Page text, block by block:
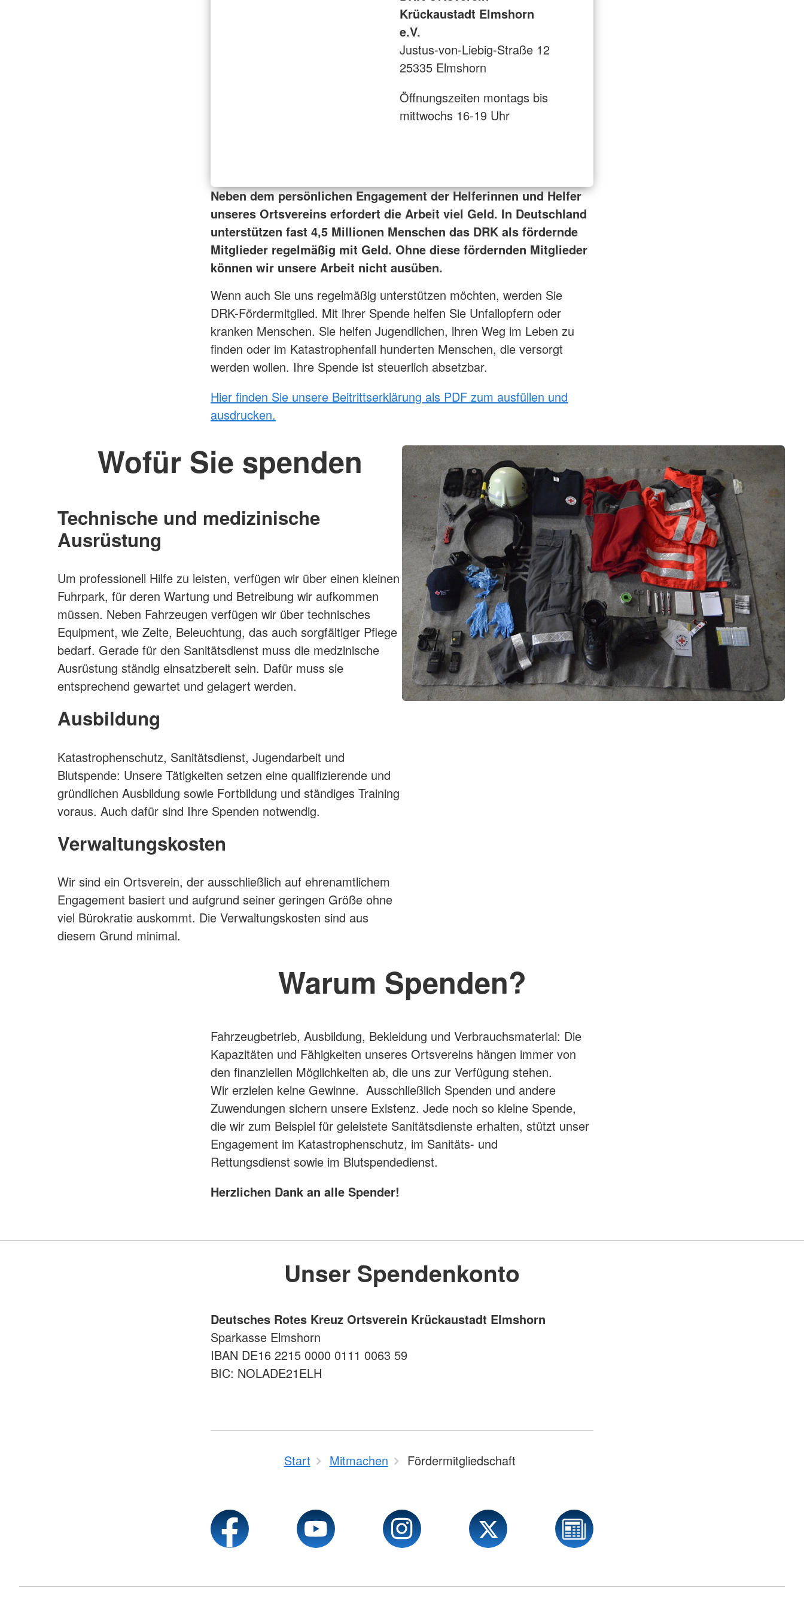
Krückaustadt Elmshorn
e.V.
Justus-von-Liebig-Straße 12
25335 Elmshorn
Öffnungszeiten montags bis
mittwochs 16-19 Uhr
Neben dem persönlichen Engagement der Helferinnen und Helfer
unseres Ortsvereins erfordert die Arbeit viel Geld. In Deutschland
unterstützen fast 4,5 Millionen Menschen das DRK als fördernde
Mitglieder regelmäßig mit Geld. Ohne diese fördernden Mitglieder
können wir unsere Arbeit nicht ausüben.
Wenn auch Sie uns regelmäßig unterstützen möchten, werden Sie
DRK-Fördermitglied. Mit ihrer Spende helfen Sie Unfallopfern oder
kranken Menschen. Sie helfen Jugendlichen, ihren Weg im Leben zu
finden oder im Katastrophenfall hunderten Menschen, die versorgt
werden wollen. Ihre Spende ist steuerlich absetzbar.
Hier finden Sie unsere Beitrittserklärung als PDF zum ausfüllen und
ausdrucken.
Wofür Sie spenden
Technische und medizinische
Ausrüstung
Um professionell Hilfe zu leisten, verfügen wir über einen kleinen
Fuhrpark, für deren Wartung und Betreibung wir aufkommen
müssen. Neben Fahrzeugen verfügen wir über technisches
Equipment, wie Zelte, Beleuchtung, das auch sorgfältiger Pflege
bedarf. Gerade für den Sanitätsdienst muss die medzinische
Ausrüstung ständig einsatzbereit sein. Dafür muss sie
entsprechend gewartet und gelagert werden.
Ausbildung
Katastrophenschutz, Sanitätsdienst, Jugendarbeit und
Blutspende: Unsere Tätigkeiten setzen eine qualifizierende und
gründlichen Ausbildung sowie Fortbildung und ständiges Training
voraus. Auch dafür sind Ihre Spenden notwendig.
Verwaltungskosten
Wir sind ein Ortsverein, der ausschließlich auf ehrenamtlichem
Engagement basiert und aufgrund seiner geringen Größe ohne
viel Bürokratie auskommt. Die Verwaltungskosten sind aus
diesem Grund minimal.
Warum Spenden?
Fahrzeugbetrieb, Ausbildung, Bekleidung und Verbrauchsmaterial: Die
Kapazitäten und Fähigkeiten unseres Ortsvereins hängen immer von
den finanziellen Möglichkeiten ab, die uns zur Verfügung stehen.
Wir erzielen keine Gewinne. Ausschließlich Spenden und andere
Zuwendungen sichern unsere Existenz. Jede noch so kleine Spende,
die wir zum Beispiel für geleistete Sanitätsdienste erhalten, stützt unser
Engagement im Katastrophenschutz, im Sanitäts- und
Rettungsdienst sowie im Blutspendedienst.
Herzlichen Dank an alle Spender!
Unser Spendenkonto
Deutsches Rotes Kreuz Ortsverein Krückaustadt Elmshorn
Sparkasse Elmshorn
IBAN DE16 2215 0000 0111 0063 59
BIC: NOLADE21ELH
Start Mitmachen Fördermitgliedschaft